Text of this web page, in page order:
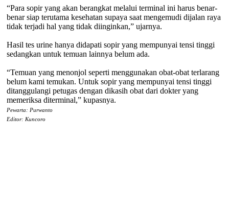
“Para sopir yang akan berangkat melalui terminal ini harus benar-
benar siap terutama kesehatan supaya saat mengemudi dijalan raya
tidak terjadi hal yang tidak diinginkan,” ujarnya.
Hasil tes urine hanya didapati sopir yang mempunyai tensi tinggi
sedangkan untuk temuan lainnya belum ada.
“Temuan yang menonjol seperti menggunakan obat-obat terlarang
belum kami temukan. Untuk sopir yang mempunyai tensi tinggi
ditanggulangi petugas dengan dikasih obat dari dokter yang
memeriksa diterminal,” kupasnya.
Pewarta: Purwanto
Editor: Kuncoro